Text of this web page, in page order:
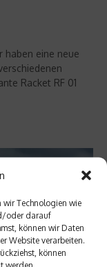
wir Technologien wie
oder darauf
können wir Daten
Website verarbeiten.
können
werden.
haben eine neue
Racket RF 01